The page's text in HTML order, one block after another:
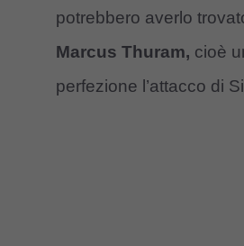
potrebbero averlo
Marcus Thuram, cioè
perfezione l’attacco di